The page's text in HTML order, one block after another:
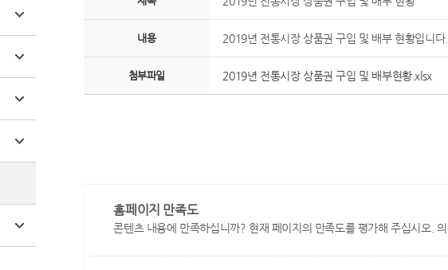
내용 2019년 전통시장 상품권 구입 및 배부 현황입니다.
첨부파일 2019년 전통시장 상품권 구입 및 배부현황.xlsx
홈페이지 만족도
콘텐츠 내용에 만족하십니까? 현재 페이지의 만족도를 평가해 주십시오.